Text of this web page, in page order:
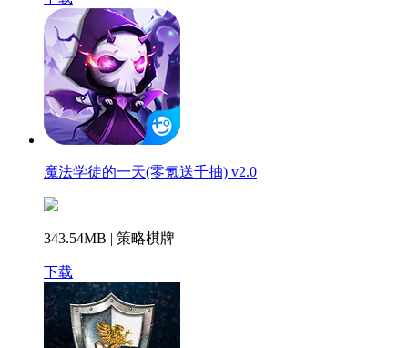
魔法学徒的一天(零氪送千抽) v2.0
343.54MB | 策略棋牌
下载